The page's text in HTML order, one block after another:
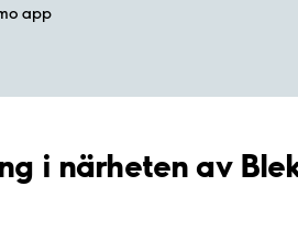
app
i närheten av